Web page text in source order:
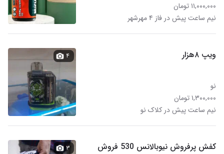
۱۱,۰۰۰,۰۰۰ تومان
نیم ساعت پیش در فاز ۴ مهرشهر
ویپ ۸هزار
نو
۱,۳۰۰,۰۰۰ تومان
نیم ساعت پیش در کلاک نو
۴
کفش پرفروش نیوبالانس 530 فروش
۳